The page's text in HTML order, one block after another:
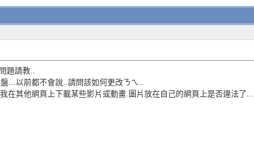
題請教..
...以前都不會說..請問該如何更改ㄋㄟ..
在其他網頁上下載某些影片或動畫.圖片放在自己的網頁上是否違法了...